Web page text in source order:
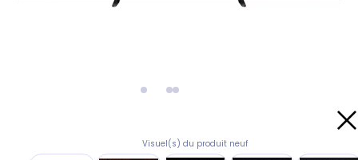
Visuel(s) du produit neuf